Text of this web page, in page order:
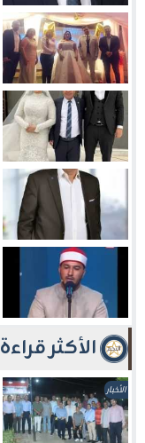
الأكثر قراءة
الأخبار